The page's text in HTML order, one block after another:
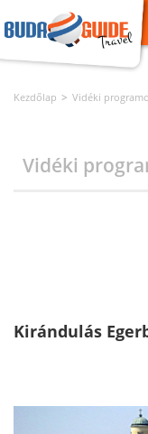
Kezdőlap Vidéki
Vidéki
Kirándulás